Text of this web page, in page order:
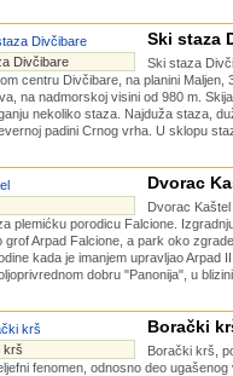
Divčibare
Ski staza
Ski staza
centru Divčibare, na planini Maljen,
na nadmorskoj visini od 980 m.
nekoliko staza. Najduža staza,
padini Crnog vrha. U sklopu
Dvorac
Dvorac
plemićku porodicu Falcione.
grof Arpad Falcione, a park oko
kada je imanjem upravljao Arpad
dobru "Panonija", u
krš
Borački
Borački krš,
fenomen, odnosno deo ugašenog